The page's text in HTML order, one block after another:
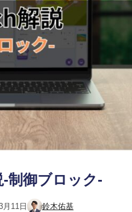
制御ブロック-
月11日 鈴木佑基